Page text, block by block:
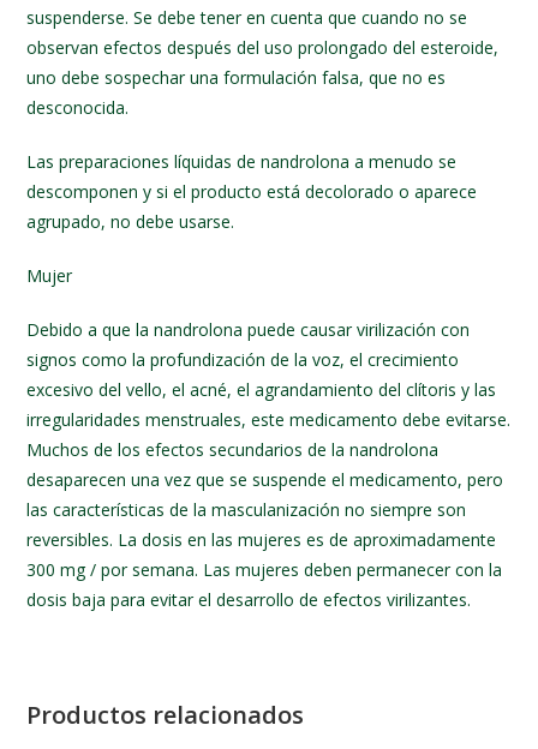
suspenderse. Se debe tener en cuenta que cuando no se
observan efectos después del uso prolongado del esteroide,
uno debe sospechar una formulación falsa, que no es
desconocida.
Las preparaciones líquidas de nandrolona a menudo se
descomponen y si el producto está decolorado o aparece
agrupado, no debe usarse.
Mujer
Debido a que la nandrolona puede causar virilización con
signos como la profundización de la voz, el crecimiento
excesivo del vello, el acné, el agrandamiento del clítoris y las
irregularidades menstruales, este medicamento debe evitarse.
Muchos de los efectos secundarios de la nandrolona
desaparecen una vez que se suspende el medicamento, pero
las características de la masculanización no siempre son
reversibles. La dosis en las mujeres es de aproximadamente
300 mg / por semana. Las mujeres deben permanecer con la
dosis baja para evitar el desarrollo de efectos virilizantes.
Productos relacionados